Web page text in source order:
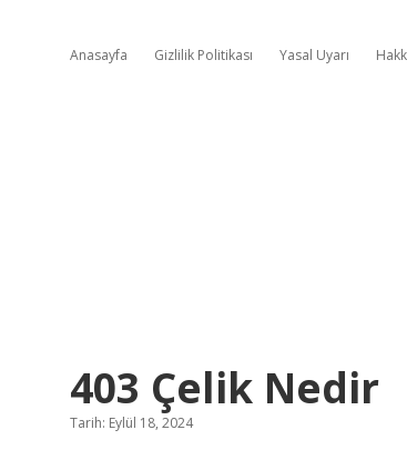
Anasayfa Gizlilik Politikası Yasal Uyarı
403 Çelik Nedir
Tarih: Eylül 18, 2024